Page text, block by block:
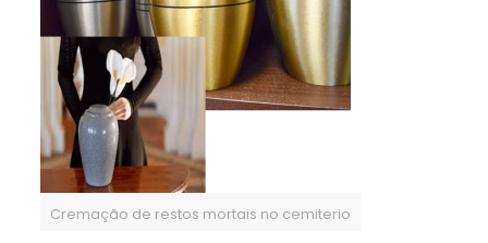
Cremação de restos mortais no cemiterio